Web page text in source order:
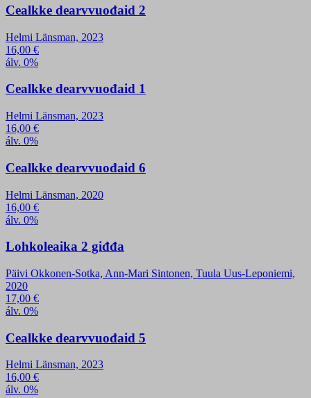
Cealkke dearvvuođaid 2
Helmi Länsman, 2023
16,00 €
álv. 0%
Cealkke dearvvuođaid 1
Helmi Länsman, 2023
16,00 €
álv. 0%
Cealkke dearvvuođaid 6
Helmi Länsman, 2020
16,00 €
álv. 0%
Lohkoleaika 2 giđđa
Päivi Okkonen-Sotka, Ann-Mari Sintonen, Tuula Uus-Leponiemi,
2020
17,00 €
álv. 0%
Cealkke dearvvuođaid 5
Helmi Länsman, 2023
16,00 €
álv. 0%